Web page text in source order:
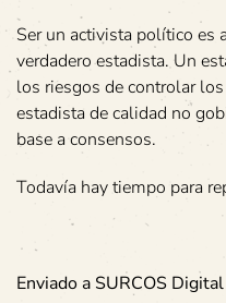
Ser un activista político es
verdadero estadista. Un
los riesgos de controlar
estadista de calidad no
base a consensos.
Todavía hay tiempo para
Enviado a SURCOS